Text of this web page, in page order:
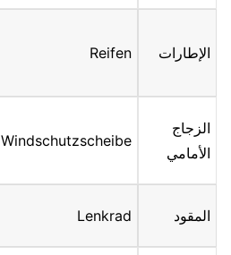
الإطارات Reifen
الزجاج
الأمامي
Windschutzscheibe
المقود Lenkrad